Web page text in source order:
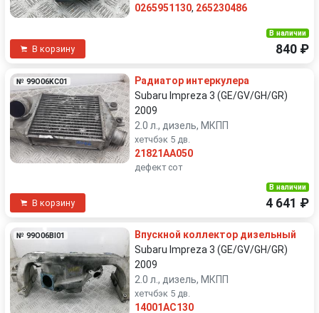
0265951130, 265230486
В корзину
В наличии
840 ₽
№ 99O06KC01
Радиатор интеркулера
Subaru Impreza 3 (GE/GV/GH/GR)
2009
2.0 л., дизель, МКПП
хетчбэк 5 дв.
21821AA050
дефект сот
В корзину
В наличии
4 641 ₽
№ 99O06BI01
Впускной коллектор дизельный
Subaru Impreza 3 (GE/GV/GH/GR)
2009
2.0 л., дизель, МКПП
хетчбэк 5 дв.
14001AC130